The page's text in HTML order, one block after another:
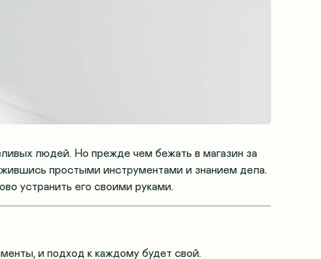
людей. Но прежде чем бежать в магазин за
простыми инструментами и знанием дела.
устранить его своими руками.
и подход к каждому будет свой.